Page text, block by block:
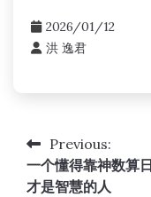
2026/01/12
洪 逸君
文
章
Previous:
一个懂得靠神数算
才是智慧的人